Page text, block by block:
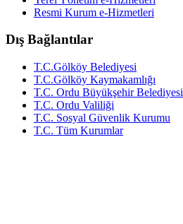
Resmi Kurum e-Hizmetleri
Dış Bağlantılar
T.C.Gölköy Belediyesi
T.C.Gölköy Kaymakamlığı
T.C. Ordu Büyükşehir Belediyesi
T.C. Ordu Valiliği
T.C. Sosyal Güvenlik Kurumu
T.C. Tüm Kurumlar